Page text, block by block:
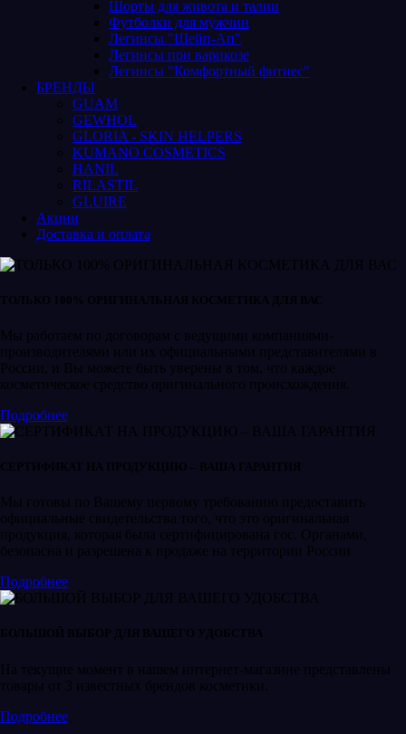
Шорты для живота и талии
Футболки для мужчин
Легинсы "Шейп-Ап"
Легинсы при варикозе
Легинсы "Комфортный фитнес"
БРЕНДЫ
GUAM
GEWHOL
GLORIA - SKIN HELPERS
KUMANO COSMETICS
HANIL
RILASTIL
GLUIRE
Акции
Доставка и оплата
ТОЛЬКО 100% ОРИГИНАЛЬНАЯ КОСМЕТИКА ДЛЯ ВАС
Мы работаем по договорам с ведущими компаниями-
производителями или их официальными представителями в
России, и Вы можете быть уверены в том, что каждое
косметическое средство оригинального происхождения.
Подробнее
СЕРТИФИКАТ НА ПРОДУКЦИЮ – ВАША ГАРАНТИЯ
Мы готовы по Вашему первому требованию предоставить
официальные свидетельства того, что это оригинальная
продукция, которая была сертифицирована гос. Органами,
безопасна и разрешена к продаже на территории России
Подробнее
БОЛЬШОЙ ВЫБОР ДЛЯ ВАШЕГО УДОБСТВА
На текущие момент в нашем интернет-магазине представлены
товары от 3 известных брендов косметики.
Подробнее